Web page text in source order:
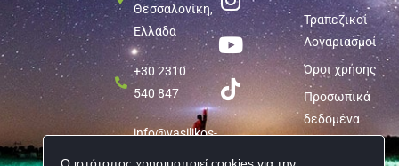
Θεσσαλονίκη,
Ελλάδα
+30 2310
540 847
info@vasilikos-
Τραπεζικοί
Λογαριασμοί
Όροι χρήσης
Προσωπικά
δεδομένα